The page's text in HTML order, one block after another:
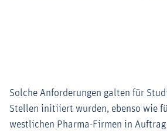
Solche Anforderungen galten für
Stellen initiiert wurden, ebenso wie
westlichen Pharma-Firmen in Auftrag